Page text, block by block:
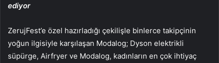
ediyor
ZerujFest’e özel hazırladığı çekilişle binlerce takipçinin
yoğun ilgisiyle karşılaşan Modalog; Dyson elektrikli
süpürge, Airfryer ve Modalog, kadınların en çok ihtiyaç